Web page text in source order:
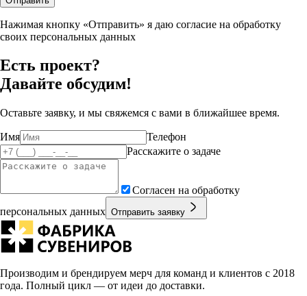
Нажимая кнопку «Отправить» я даю согласие на обработку
своих персональных данных
Есть проект?
Давайте обсудим!
Оставьте заявку, и мы свяжемся с вами в ближайшее время.
Имя
Телефон
Расскажите о задаче
Согласен на обработку
персональных данных Отправить заявку
Производим и брендируем мерч для команд и клиентов с 2018
года. Полный цикл — от идеи до доставки.